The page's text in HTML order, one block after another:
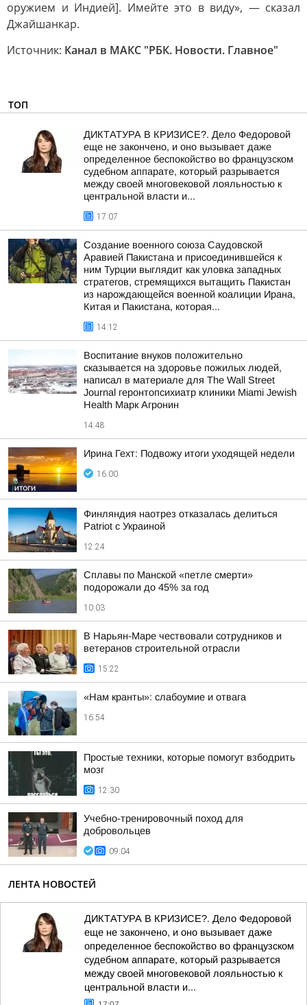
оружием и Индией]. Имейте это в виду», — сказал
Джайшанкар.
Источник: Канал в МАКС "РБК. Новости. Главное"
ТОП
ДИКТАТУРА В КРИЗИСЕ?. Дело Федоровой
еще не закончено, и оно вызывает даже
определенное беспокойство во французском
судебном аппарате, который разрывается
между своей многовековой лояльностью к
центральной власти и...
17:07
Создание военного союза Саудовской
Аравией Пакистана и присоединившейся к
ним Турции выглядит как уловка западных
стратегов, стремящихся вытащить Пакистан
из нарождающейся военной коалиции Ирана,
Китая и Пакистана, которая...
14:12
Воспитание внуков положительно
сказывается на здоровье пожилых людей,
написал в материале для The Wall Street
Journal геронтопсихиатр клиники Miami Jewish
Health Марк Агронин
14:48
Ирина Гехт: Подвожу итоги уходящей недели
16:00
Финляндия наотрез отказалась делиться
Patriot с Украиной
12:24
Сплавы по Манской «петле смерти»
подорожали до 45% за год
10:03
В Нарьян-Маре чествовали сотрудников и
ветеранов строительной отрасли
15:22
«Нам кранты»: слабоумие и отвага
16:54
Простые техники, которые помогут взбодрить
мозг
12:30
Учебно-тренировочный поход для
добровольцев
09:04
ЛЕНТА НОВОСТЕЙ
ДИКТАТУРА В КРИЗИСЕ?. Дело Федоровой
еще не закончено, и оно вызывает даже
определенное беспокойство во французском
судебном аппарате, который разрывается
между своей многовековой лояльностью к
центральной власти и...